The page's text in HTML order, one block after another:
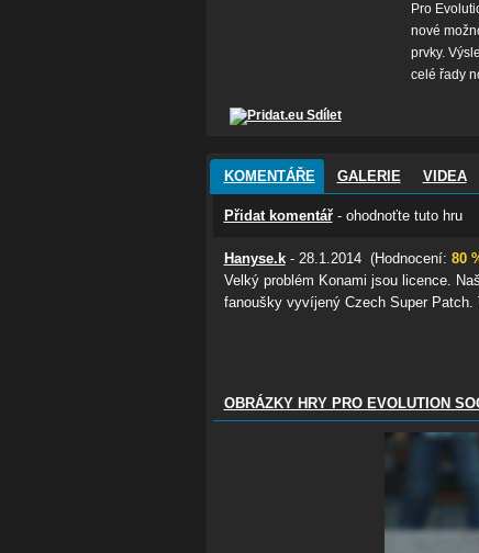
Pro
nové
prvky.
celé řady
Sdílet
KOMENTÁŘE GALERIE VIDEA
Přidat komentář- ohodnoťte tuto hru
Hanyse.k- 28.1.2014 (Hodnocení: 80
Velký problém Konami jsou licence.
fanoušky vyvíjený Czech Super
OBRÁZKY HRY PRO EVOLUTION